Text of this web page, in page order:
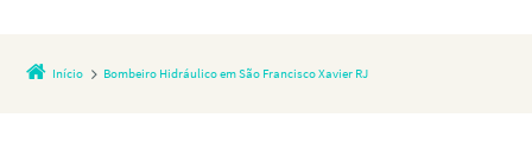
Início Bombeiro Hidráulico em São Francisco Xavier RJ